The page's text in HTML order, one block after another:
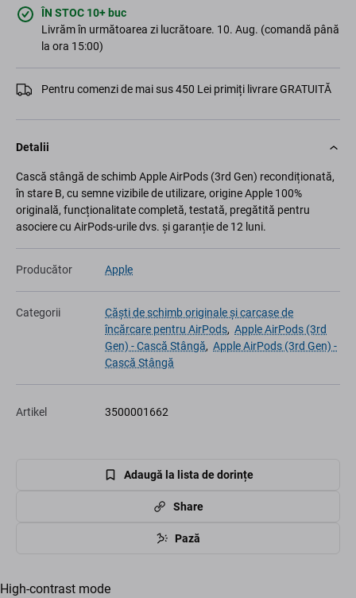
ÎN STOC 10+ buc
Livrăm în următoarea zi lucrătoare. 10. Aug. (comandă până
la ora 15:00)
Pentru comenzi de mai sus 450 Lei primiți livrare GRATUITĂ
Detalii
Cască stângă de schimb Apple AirPods (3rd Gen) recondiționată,
în stare B, cu semne vizibile de utilizare, origine Apple 100%
originală, funcționalitate completă, testată, pregătită pentru
asociere cu AirPods-urile dvs. și garanție de 12 luni.
Producător Apple
Categorii
Căști de schimb originale și carcase de
încărcare pentru AirPods, Apple AirPods (3rd
Gen) - Cască Stângă, Apple AirPods (3rd Gen) -
Cască Stângă
Artikel 3500001662
Adaugă la lista de dorințe
Share
Pază
High-contrast mode